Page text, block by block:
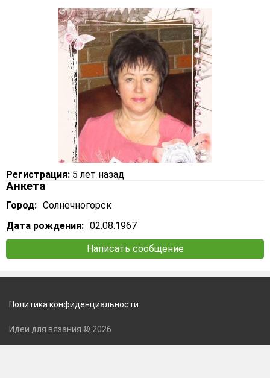
Регистрация: 5 лет назад
Анкета
Город: Солнечногорск
Дата рождения: 02.08.1967
Написать сообщение
Политика конфиденциальности
Идеи для вязания © 2026